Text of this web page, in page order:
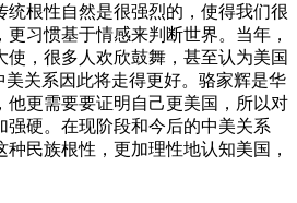
统根性自然是很强烈的，使得我们很
习惯基于情感来判断世界。当年，
使，很多人欢欣鼓舞，甚至认为美国
美关系因此将走得更好。骆家辉是华
他更需要要证明自己更美国，所以对
强硬。在现阶段和今后的中美关系
民族根性，更加理性地认知美国，